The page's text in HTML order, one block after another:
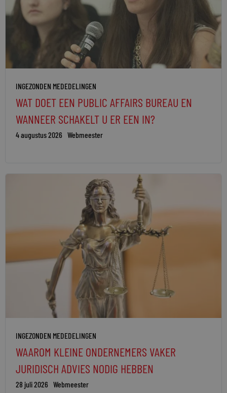
INGEZONDEN MEDEDELINGEN
WAT DOET EEN PUBLIC AFFAIRS BUREAU EN
WANNEER SCHAKELT U ER EEN IN?
4 augustus 2026 Webmeester
INGEZONDEN MEDEDELINGEN
WAAROM KLEINE ONDERNEMERS VAKER
JURIDISCH ADVIES NODIG HEBBEN
28 juli 2026 Webmeester